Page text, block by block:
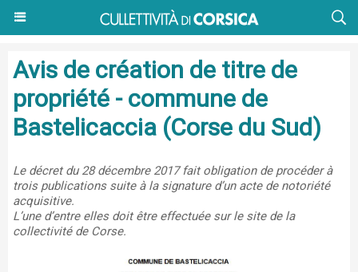
Avis de création de titre de
propriété - commune de
Bastelicaccia (Corse du Sud)
Le décret du 28 décembre 2017 fait obligation de procéder à
trois publications suite à la signature d’un acte de notoriété
acquisitive.
L’une d’entre elles doit être effectuée sur le site de la
collectivité de Corse.